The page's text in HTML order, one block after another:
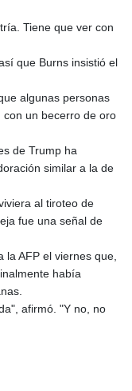
Tiene que ver con
que Burns insistió el
algunas personas
un becerro de oro
de Trump ha
similar a la de
al tiroteo de
fue una señal de
la AFP el viernes que,
había
afirmó. "Y no, no